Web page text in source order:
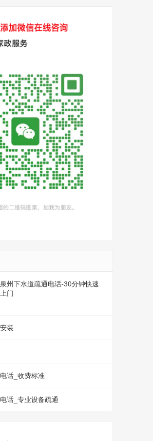
泉州下水道疏通电话-30分钟快速
上门
装
话_收费标准
话_专业设备疏通